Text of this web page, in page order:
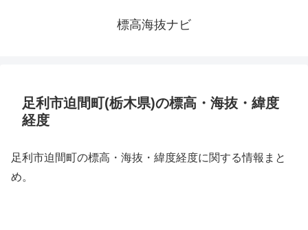
標高海抜ナビ
足利市迫間町(栃木県)の標高・海抜・緯度
経度
足利市迫間町の標高・海抜・緯度経度に関する情報まと
め。